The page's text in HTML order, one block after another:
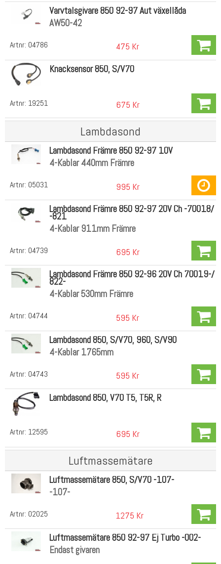
Artnr: 04786
Varvtalsgivare 850 92-97 Aut växellåda
AW50-42
475 Kr
Artnr: 19251
Knacksensor 850, S/V70
675 Kr
Lambdasond
Artnr: 05031
Lambdasond Främre 850 92-97 10V
4-Kablar 440mm Främre
995 Kr
Artnr: 04739
Lambdasond Främre 850 92-97 20V Ch -70018/
-821
4-Kablar 911mm Främre
695 Kr
Artnr: 04744
Lambdasond Främre 850 92-96 20V Ch 70019-/
822-
4-Kablar 530mm Främre
595 Kr
Artnr: 04743
Lambdasond 850, S/V70, 960, S/V90
4-Kablar 1765mm
595 Kr
Artnr: 12595
Lambdasond 850, V70 T5, T5R, R
695 Kr
Luftmassemätare
Artnr: 02025
Luftmassemätare 850, S/V70 -107-
-107-
1275 Kr
Luftmassemätare 850 92-97 Ej Turbo -002-
Endast givaren